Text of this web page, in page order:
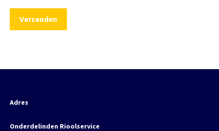
Adres
Onderdelinden Rioolservice